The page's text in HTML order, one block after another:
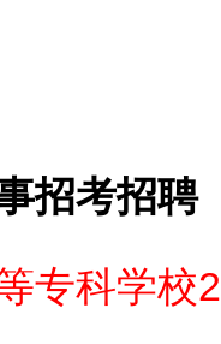
招考招聘
专科学校